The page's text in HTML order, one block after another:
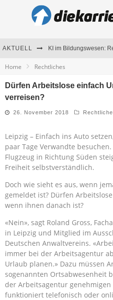
AKTUELL
Home Rechtliches
Dürfen Arbeitslose einfach
verreisen?
26. November 2018
Leipzig – Einfach ins Auto
paar Tage Verwandte
Flugzeug in Richtung Süden
Freiheit selbstverständlich.
Doch wie sieht es aus, wenn
gemeldet ist? Dürfen
wenn ihnen danach ist?
«Nein», sagt Roland Gross,
in Leipzig und Mitglied im
Deutschen Anwaltvereins.
immer bei der Arbeitsagentur
Urlaub planen.» Dazu müssen
sogenannten Ortsabwesenheit
der Arbeitsagentur genehmigen
funktioniert telefonisch oder